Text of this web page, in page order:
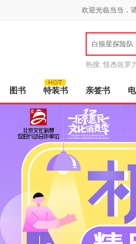
欢迎光临当当，
白狼星探险队
热搜: 怪杰佐罗
图书 特装书 亲签书